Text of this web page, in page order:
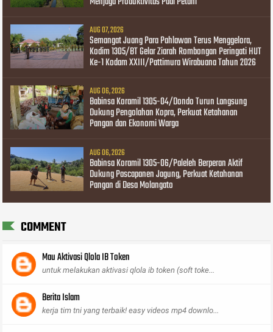
AUG 07, 2026
Semangat Juang Para Pahlawan Terus Menggelora,
Kodim 1305/BT Gelar Ziarah Rombongan Peringati HUT
Ke-1 Kodam XXIII/Pattimura Wirabuana Tahun 2026
AUG 06, 2026
Babinsa Koramil 1305-04/Dondo Turun Langsung
Dukung Pengolahan Kopra, Perkuat Ketahanan
Pangan dan Ekonomi Warga
AUG 06, 2026
Babinsa Koramil 1305-06/Paleleh Berperan Aktif
Dukung Pascapanen Jagung, Perkuat Ketahanan
Pangan di Desa Molangato
COMMENT
Mau Aktivasi Qlola IB Token
untuk melakukan aktivasi qlola ib token (soft toke...
Berita Islam
kerja tim tni yang terbaik! easy videos mp4 downlo...